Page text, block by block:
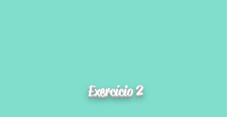
Exercício 2